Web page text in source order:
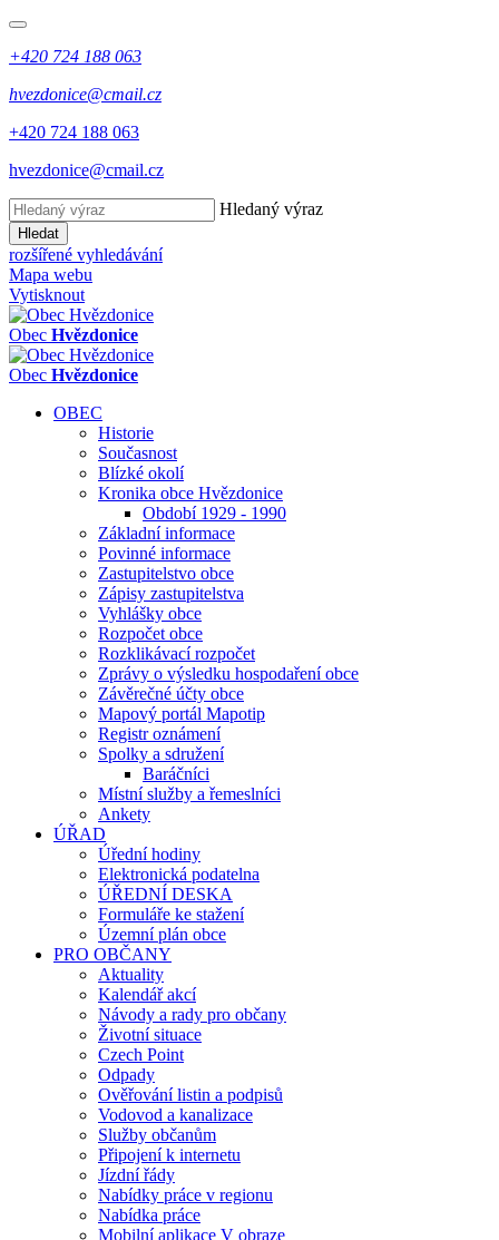
+420 724 188 063
hvezdonice@cmail.cz
+420 724 188 063
hvezdonice@cmail.cz
Hledaný výraz
Hledat
rozšířené vyhledávání
Mapa webu
Vytisknout
Obec Hvězdonice
Obec Hvězdonice
OBEC
Historie
Současnost
Blízké okolí
Kronika obce Hvězdonice
Období 1929 - 1990
Základní informace
Povinné informace
Zastupitelstvo obce
Zápisy zastupitelstva
Vyhlášky obce
Rozpočet obce
Rozklikávací rozpočet
Zprávy o výsledku hospodaření obce
Závěrečné účty obce
Mapový portál Mapotip
Registr oznámení
Spolky a sdružení
Baráčníci
Místní služby a řemeslníci
Ankety
ÚŘAD
Úřední hodiny
Elektronická podatelna
ÚŘEDNÍ DESKA
Formuláře ke stažení
Územní plán obce
PRO OBČANY
Aktuality
Kalendář akcí
Návody a rady pro občany
Životní situace
Czech Point
Odpady
Ověřování listin a podpisů
Vodovod a kanalizace
Služby občanům
Připojení k internetu
Jízdní řády
Nabídky práce v regionu
Nabídka práce
Mobilní aplikace V obraze